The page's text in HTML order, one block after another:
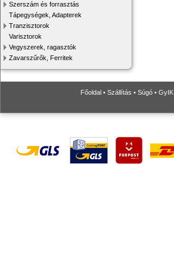
Szerszám és forrasztás
Tápegységek, Adapterek
Tranzisztorok
Varisztorok
Vegyszerek, ragasztók
Zavarszűrők, Ferritek
Főoldal • Szállítás • Súgó • GyIK